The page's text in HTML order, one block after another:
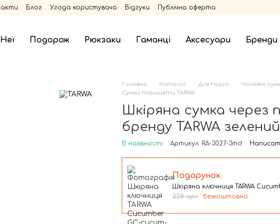
Блог Угода користувача Відгуки Публічна оферта
Подорож Рюкзаки Гаманці Аксесуари Бренди
Головна Каталог Для Нього Чоловічі
Сумки планшети TARWA
Шкіряна сумка через
бренду TARWA
В наявності Артикул: RA-3027-3md
Подарунок
Шкіряна ключниця TARWA
228 грн
безкоштовно